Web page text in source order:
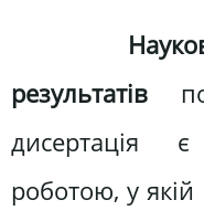
результатів
дисертація
роботою, у